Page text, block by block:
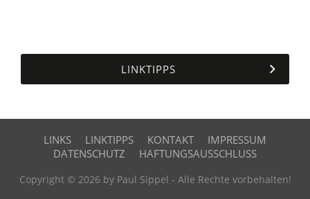
LINKTIPPS
LINKS LINKTIPPS KONTAKT
IMPRESSUM
DATENSCHUTZ
HAFTUNGSAUSSCHLUSS
Copyright © 2026 by Paul Sippel - Alle Rechte vorbehalten!